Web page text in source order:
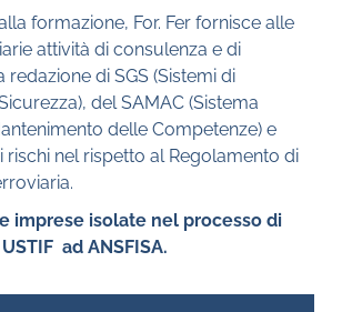
formazione, For. Fer fornisce alle
attività di consulenza e di
di SGS (Sistemi di
del SAMAC (Sistema
delle Competenze) e
rischi nel rispetto al Regolamento di
imprese isolate nel processo di
ad ANSFISA.